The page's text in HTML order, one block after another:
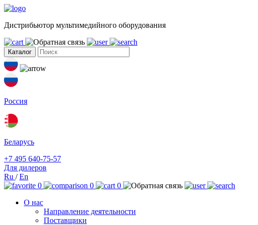
Дистрибьютор мультимедийного оборудования
Каталог
Россия
Беларусь
+7 495 640-75-57
Для дилеров
Ru /En
0
0
0
О нас
Направление деятельности
Поставщики